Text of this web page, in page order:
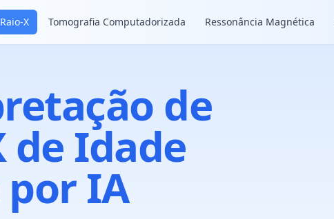
Raio-X Tomografia Computadorizada Ressonância Magnética
de
de Idade
por IA